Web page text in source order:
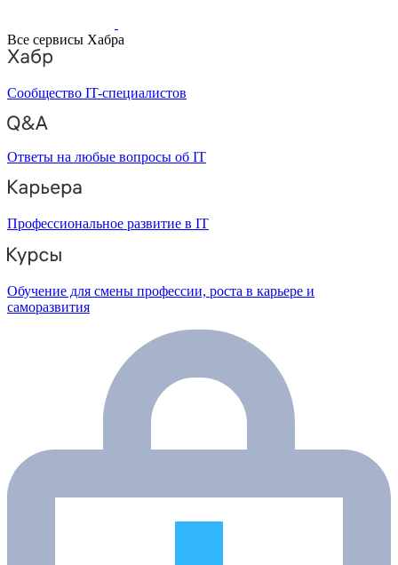
Все сервисы Хабра
Сообщество IT-специалистов
Ответы на любые вопросы об IT
Профессиональное развитие в IT
Обучение для смены профессии, роста в карьере и
саморазвития